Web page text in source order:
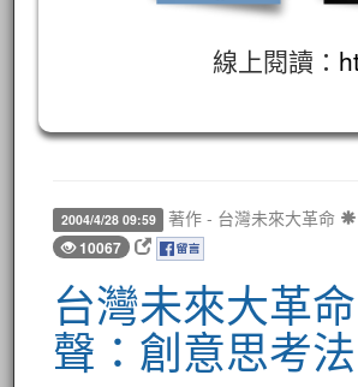
線上閱讀：
2004/4/28 09:59 著作 - 台灣未來大革命
10067
台灣未來大革
聲：創意思考法